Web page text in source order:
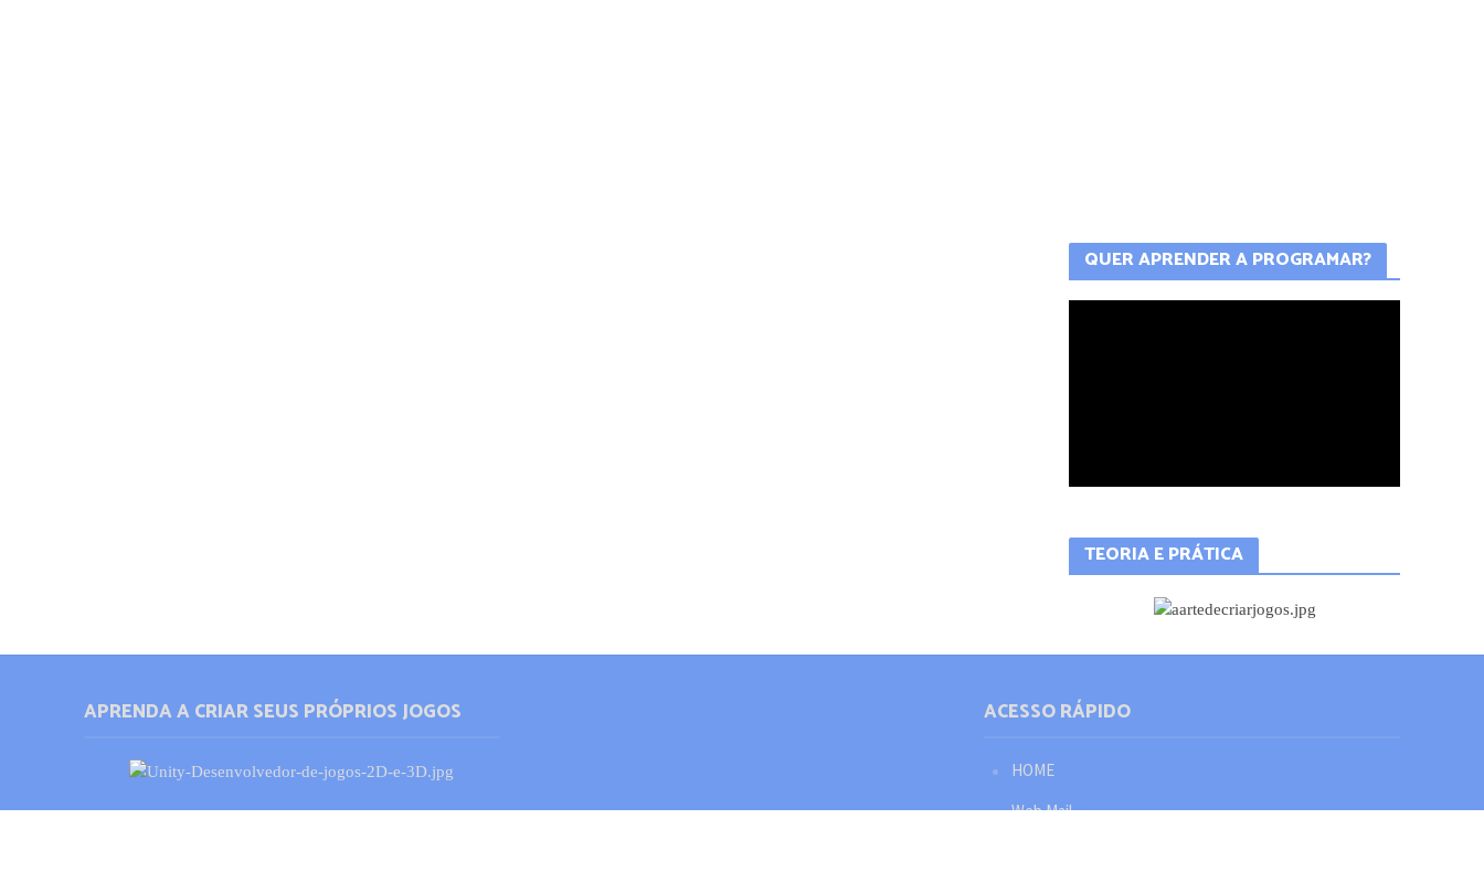
QUER APRENDER A PROGRAMAR?
TEORIA E PRÁTICA
APRENDA A CRIAR SEUS PRÓPRIOS JOGOS ACESSO RÁPIDO
HOME
Web Mail